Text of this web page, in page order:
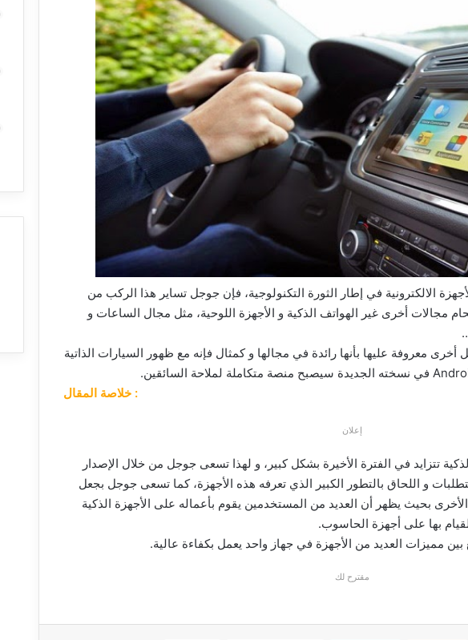
الالكترونية في إطار الثورة التكنولوجية، فإن جوجل تساير هذا الركب من
5.0 من أجل اقتحام مجالات أخرى غير الهواتف الذكية و الأجهزة اللوحية، مثل مجال الساعات و
معروفة عليها بأنها رائدة في مجالها و كمثال فإنه مع ظهور السيارات الذاتية
خلاصة المقال :
إعلان
تتزايد في الفترة الأخيرة بشكل كبير، و لهذا تسعى جوجل من خلال الإصدار
5.0 تلبية هذه المتطلبات و اللحاق بالتطور الكبير الذي تعرفه هذه الأجهزة، كما تسعى جوجل بجعل
الأخرى بحيث يظهر أن العديد من المستخدمين يقوم بأعماله على الأجهزة الذكية
بها على أجهزة الحاسوب.
مميزات العديد من الأجهزة في جهاز واحد يعمل بكفاءة عالية.
مقترح لك